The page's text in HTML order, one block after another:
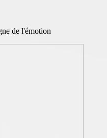
de l'émotion